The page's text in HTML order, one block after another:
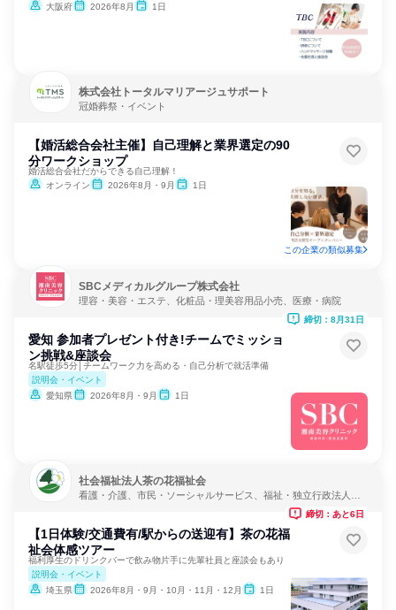
大阪府
2026年8月 1日
株式会社トータルマリアージュサポート
冠婚葬祭・イベント
【婚活総合会社主催】自己理解と業界選定の90
分ワークショップ
婚活総合会社だからできる自己理解！
オンライン
2026年8月・9月 1日
この企業の類似募集
SBCメディカルグループ株式会社
理容・美容・エステ、化粧品・理美容用品小売、医療・病院
愛知 参加者プレゼント付き!チームでミッショ
ン挑戦&座談会
名駅徒歩5分│チームワーク力を高める・自己分析で就活準備
説明会・イベント
愛知県
2026年8月・9月 1日
締切：8月31日
社会福祉法人茶の花福祉会
看護・介護、市民・ソーシャルサービス、福祉・独立行政法人・
【1日体験/交通費有/駅からの送迎有】茶の花福
祉会体感ツアー
福利厚生のドリンクバーで飲み物片手に先輩社員と座談会もあり
説明会・イベント
埼玉県
2026年8月・9月・10月・11月・12月 1日
締切：あと6日